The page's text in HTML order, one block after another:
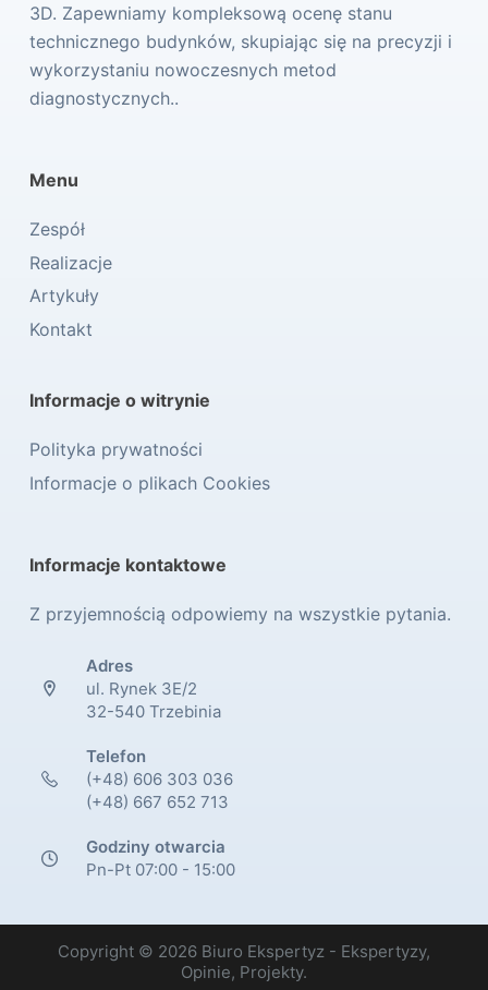
3D. Zapewniamy kompleksową ocenę stanu
technicznego budynków, skupiając się na precyzji i
wykorzystaniu nowoczesnych metod
diagnostycznych..
Menu
Zespół
Realizacje
Artykuły
Kontakt
Informacje o witrynie
Polityka prywatności
Informacje o plikach Cookies
Informacje kontaktowe
Z przyjemnością odpowiemy na wszystkie pytania.
Adres
ul. Rynek 3E/2
32-540 Trzebinia
Telefon
(+48) 606 303 036
(+48) 667 652 713
Godziny otwarcia
Pn-Pt 07:00 - 15:00
Copyright © 2026 Biuro Ekspertyz - Ekspertyzy,
Opinie, Projekty.